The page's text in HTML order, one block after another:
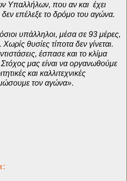
Υπαλλήλων, που αν και έχει
επέλεξε το δρόμο του αγώνα.
υπάλληλοι, μέσα σε 93 μέρες,
θυσίες τίποτα δεν γίνεται.
έσπασε και το κλίμα
μας είναι να οργανωθούμε
και καλλιτεχνικές
τον αγώνα».